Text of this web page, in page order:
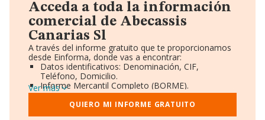
Acceda a toda la información
comercial de Abecassis
Canarias Sl
A través del informe gratuito que te proporcionamos
desde Einforma, donde vas a encontrar:
Datos identificativos: Denominación, CIF,
Teléfono, Domicilio.
Informe Mercantil Completo (BORME).
Gráficos de Evolución Ventas y Empleados.
Consejo de Administración y Administradores.
Directivos y Ejecutivos.
Ver más
QUIERO MI INFORME GRATUITO